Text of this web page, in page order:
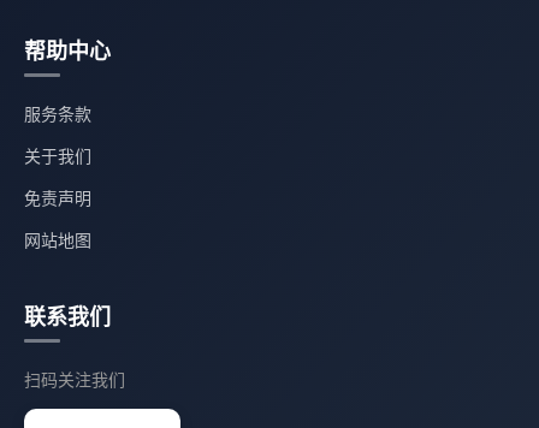
帮助中心
服务条款
关于我们
免责声明
网站地图
联系我们
扫码关注我们